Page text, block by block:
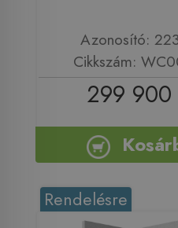
Azonosító:
Cikkszám:
299 900
Rendelésre